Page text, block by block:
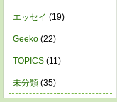
エッセイ (19)
Geeko (22)
TOPICS (11)
未分類 (35)